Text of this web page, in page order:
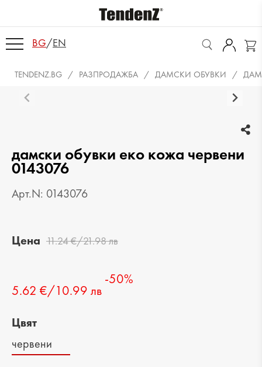
BG/EN
TENDENZ.BG РАЗПРОДАЖБА ДАМСКИ ОБУВКИ
дамски обувки еко кожа червени
0143076
Арт.N: 0143076
Цена 11.24 €/21.98 лв
5.62 €/10.99 лв
-50%
Цвят
червени